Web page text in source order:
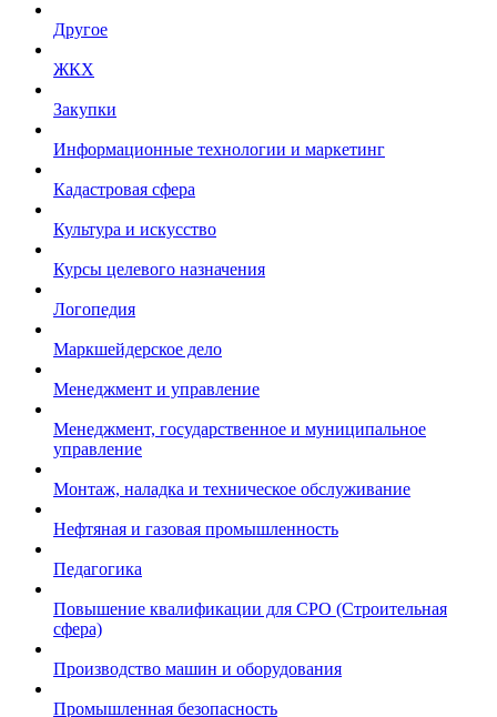
Другое
ЖКХ
Закупки
Информационные технологии и маркетинг
Кадастровая сфера
Культура и искусство
Курсы целевого назначения
Логопедия
Маркшейдерское дело
Менеджмент и управление
Менеджмент, государственное и муниципальное
управление
Монтаж, наладка и техническое обслуживание
Нефтяная и газовая промышленность
Педагогика
Повышение квалификации для СРО (Строительная
сфера)
Производство машин и оборудования
Промышленная безопасность